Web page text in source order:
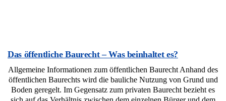
Das öffentliche Baurecht – Was beinhaltet es?
Allgemeine Informationen zum öffentlichen Baurecht Anhand des
öffentlichen Baurechts wird die bauliche Nutzung von Grund und
Boden geregelt. Im Gegensatz zum privaten Baurecht bezieht es